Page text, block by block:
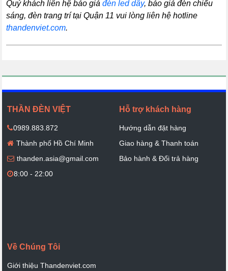
Quý khách liên hệ báo giáđèn led dây, báo giá đèn chiếu
sáng, đèn trang trí tại Quận 11 vui lòng liên hệ hotline
thandenviet.com.
THẦN ĐÈN VIỆT
0989.883.872
Thành phố Hồ Chí Minh
thanden.asia@gmail.com
8:00 - 22:00
Hỗ trợ khách hàng
Hướng dẫn đặt hàng
Giao hàng & Thanh toán
Bảo hành & Đổi trả hàng
Về Chúng Tôi
Giới thiệu Thandenviet.com